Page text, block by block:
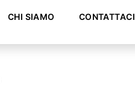
CHI SIAMO CONTATTACI